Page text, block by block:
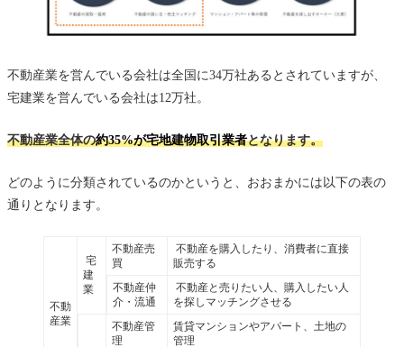
不動産業を営んでいる会社は全国に34万社あるとされていますが、
宅建業を営んでいる会社は12万社。
不動産業全体の約35%が宅地建物取引業者となります。
どのように分類されているのかというと、おおまかには以下の表の
通りとなります。
不動
産業
宅
建
業
不動産売
買
不動産を購入したり、消費者に直接
販売する
不動産仲
介・流通
不動産と売りたい人、購入したい人
を探しマッチングさせる
不動産管
理
賃貸マンションやアパート、土地の
管理